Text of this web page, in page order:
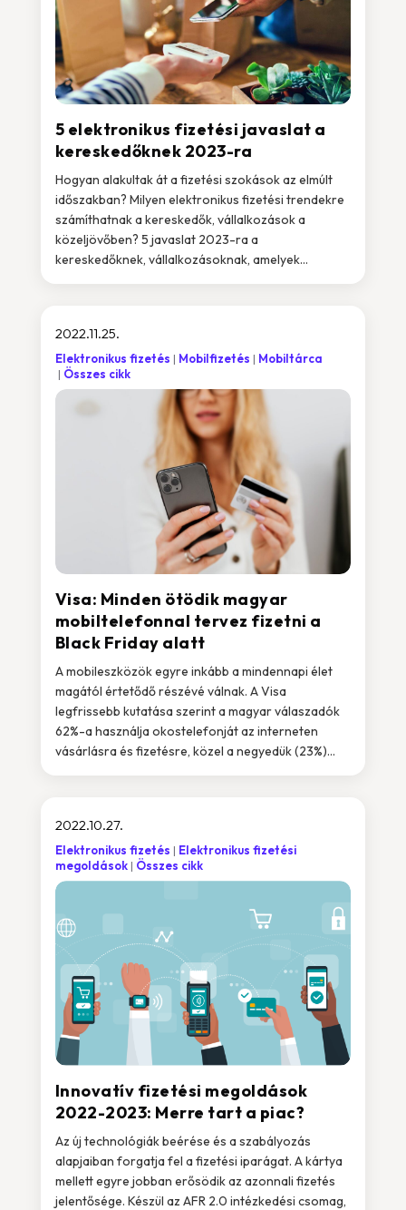
5 elektronikus fizetési javaslat a
kereskedőknek 2023-ra
Hogyan alakultak át a fizetési szokások az elmúlt
időszakban? Milyen elektronikus fizetési trendekre
számíthatnak a kereskedők, vállalkozások a
közeljövőben? 5 javaslat 2023-ra a
kereskedőknek, vállalkozásoknak, amelyek...
Visa: Minden ötödik magyar
mobiltelefonnal tervez fizetni a
Black Friday alatt
2022.11.25.
Elektronikus fizetés Mobilfizetés
Mobiltárca
Összes cikk
A mobileszközök egyre inkább a mindennapi élet
magától értetődő részévé válnak. A Visa
legfrissebb kutatása szerint a magyar válaszadók
62%-a használja okostelefonját az interneten
vásárlásra és fizetésre, közel a negyedük (23%)...
Innovatív fizetési megoldások
2022-2023: Merre tart a piac?
2022.10.27.
Elektronikus fizetés
Elektronikus fizetési
megoldások
Összes cikk
Az új technológiák beérése és a szabályozás
alapjaiban forgatja fel a fizetési iparágat. A kártya
mellett egyre jobban erősödik az azonnali fizetés
jelentősége. Készül az AFR 2.0 intézkedési csomag,